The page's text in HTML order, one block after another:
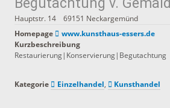
Hauptstr. 14 69151 Neckargemünd
Homepage
www.kunsthaus-essers.de
Kurzbeschreibung
Restaurierung|Konservierung|Begutachtung
Kategorie Einzelhandel, Kunsthandel